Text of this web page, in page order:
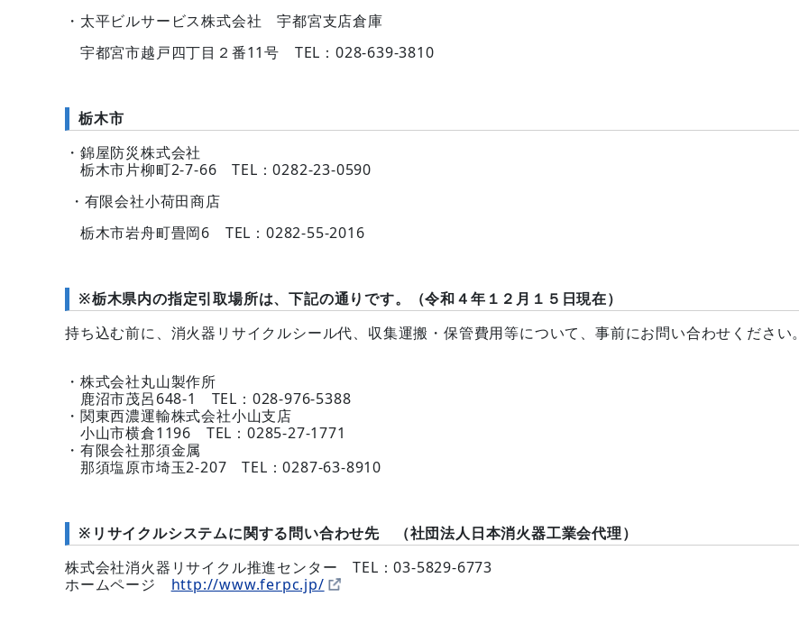
・太平ビルサービス株式会社 宇都宮支店倉庫
宇都宮市越戸四丁目２番11号 TEL：028-639-3810
栃木市
・錦屋防災株式会社
栃木市片柳町2-7-66 TEL：0282-23-0590
・有限会社小荷田商店
栃木市岩舟町畳岡6 TEL：0282-55-2016
※栃木県内の指定引取場所は、下記の通りです。（令和４年１２月１５日現在）
持ち込む前に、消火器リサイクルシール代、収集運搬・保管費用等について、事前にお問い合わせください。
・株式会社丸山製作所
鹿沼市茂呂648-1 TEL：028-976-5388
・関東西濃運輸株式会社小山支店
小山市横倉1196 TEL：0285-27-1771
・有限会社那須金属
那須塩原市埼玉2-207 TEL：0287-63-8910
※リサイクルシステムに関する問い合わせ先 （社団法人日本消火器工業会代理）
株式会社消火器リサイクル推進センター TEL：03-5829-6773
ホームページ http://www.ferpc.jp/